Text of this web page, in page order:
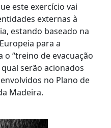
este exercício vai
externas à
estando baseado na
para a
o “treino de evacuação
serão acionados
no Plano de
Madeira.